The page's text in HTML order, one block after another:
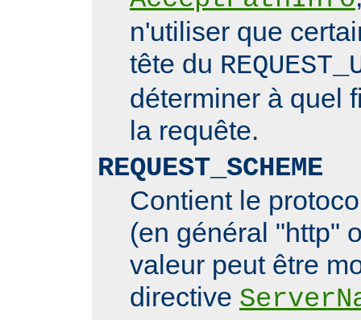
n'utiliser que
tête du
déterminer à quel
la requête.
REQUEST_SCHEME
Contient le
(en général "http"
valeur peut être
directive